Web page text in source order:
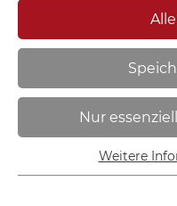
Mein
Sie sind hier: Start
Brandschutz-
15.2709
Nur
Essenziell
Essenzielle Cookies
Weitere